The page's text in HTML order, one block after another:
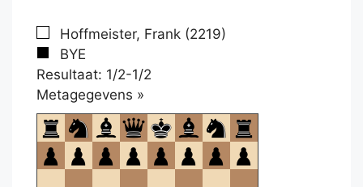
Hoffmeister, Frank (2219)
BYE
Resultaat: 1/2-1/2
Metagegevens »
om
te
openen.